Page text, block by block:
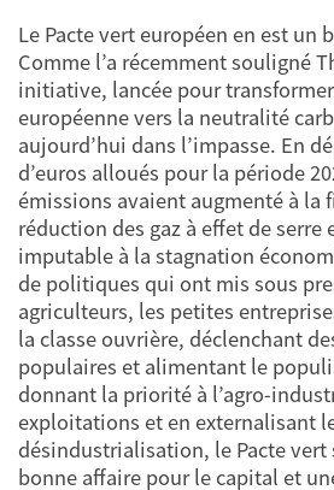
Le Pacte vert européen en est un
Comme l’a récemment souligné
initiative, lancée pour
européenne vers la neutralité
aujourd’hui dans l’impasse. En
d’euros alloués pour la période
émissions avaient augmenté à la
réduction des gaz à effet de serre
imputable à la stagnation
de politiques qui ont mis sous
agriculteurs, les petites
la classe ouvrière, déclenchant
populaires et alimentant le
donnant la priorité à l’agro-
exploitations et en externalisant
désindustrialisation, le Pacte vert
bonne affaire pour le capital et